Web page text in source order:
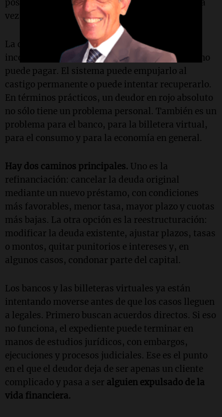
posibilidad de limpiar el historial crediticio una
vez cancelada la deuda.
La discusión de fondo es simple, aunque
incómoda: qué conviene hacer con alguien que no
puede pagar. El sistema puede empujarlo al
castigo permanente o puede intentar recuperarlo.
En términos prácticos, un deudor en rojo absoluto
no sólo tiene un problema personal. También es un
problema para el banco, para la billetera virtual,
para el consumo y para la economía en general.
Hay dos caminos principales. Uno es la
refinanciación: cancelar la deuda original
mediante un nuevo préstamo, con condiciones
más favorables, menor tasa, mayor plazo y cuotas
más bajas. La otra opción es la reestructuración:
modificar la deuda existente, ajustar plazos, tasas
o montos, quitar punitorios e intereses y, en
algunos casos, condonar parte del capital.
Los bancos y las billeteras virtuales ya están
intentando moverse antes de que los casos lleguen
a legales. Primero buscan acuerdos directos. Si eso
no funciona, el expediente puede terminar en
manos de estudios jurídicos, con embargos,
ejecuciones y procesos judiciales. Ese es el punto
en el que el deudor deja de ser apenas un cliente
complicado y pasa a ser alguien expulsado de la
vida financiera.